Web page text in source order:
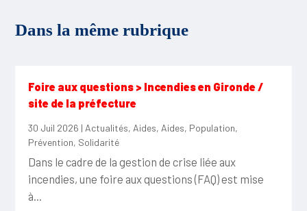
Dans la même rubrique
Foire aux questions > Incendies en Gironde /
site de la préfecture
30 Juil 2026 | Actualités, Aides, Aides, Population,
Prévention, Solidarité
Dans le cadre de la gestion de crise liée aux
incendies, une foire aux questions (FAQ) est mise
à...